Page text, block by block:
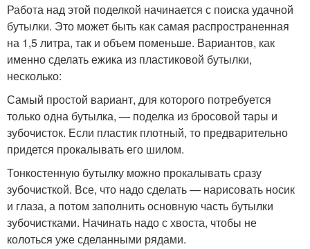
Работа над этой поделкой начинается с поиска удачной
бутылки. Это может быть как самая распространенная
на 1,5 литра, так и объем поменьше. Вариантов, как
именно сделать ежика из пластиковой бутылки,
несколько:
Самый простой вариант, для которого потребуется
только одна бутылка, — поделка из бросовой тары и
зубочисток. Если пластик плотный, то предварительно
придется прокалывать его шилом.
Тонкостенную бутылку можно прокалывать сразу
зубочисткой. Все, что надо сделать — нарисовать носик
и глаза, а потом заполнить основную часть бутылки
зубочистками. Начинать надо с хвоста, чтобы не
колоться уже сделанными рядами.